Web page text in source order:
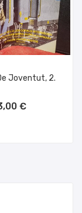
Joventut, 2.
€